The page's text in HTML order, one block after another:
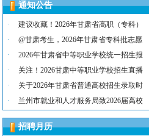
通知公告
·
建议收藏！2026年甘肃省高职（专科）
·
@甘肃考生，2026年甘肃省专科批志愿
·
2026年甘肃省中等职业学校统一招生报
·
关注！2026甘肃中等职业学校招生直播
·
关于2026年甘肃省普通高校招生录取时
·
兰州市就业和人才服务局致2026届高校
招聘月历
*河北 | （含护士15名）唐山康诚医院
内蒙古 | （含护士3人）兴安长生肾病
陕西丨西安交通大学第一附属医院招聘公告
河北 | （含护士6人）吴桥县中西医结
*
河北 | 宝石花定州市第二医院医养中心
*
宁夏 | （含幼师3名）银川市西夏区第
*陕西 | 榆林市第二十四幼儿园招聘启事